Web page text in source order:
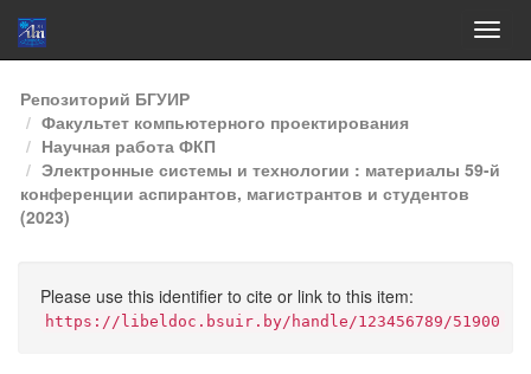
Skip
navigation
Репозиторий БГУИР
Факультет компьютерного проектирования
Научная работа ФКП
Электронные системы и технологии : материалы 59-й
конференции аспирантов, магистрантов и студентов
(2023)
Please use this identifier to cite or link to this item:
https://libeldoc.bsuir.by/handle/123456789/51900